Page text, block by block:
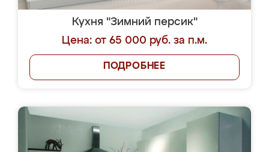
Кухня "Зимний персик"
Цена: от 65 000 руб. за п.м.
ПОДРОБНЕЕ